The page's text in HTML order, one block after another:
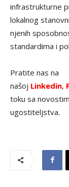
infrastrukturne
lokalnog
njenih
standardima i
Pratite nas na
našoj Linkedin,
toku sa
ugostiteljstva.